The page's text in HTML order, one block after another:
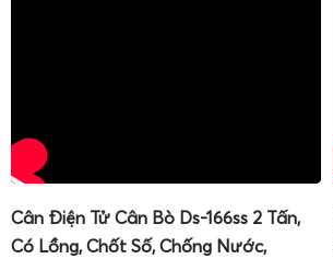
Cân Điện Tử Cân Bò Ds-166ss 2 Tấn,
Có Lồng, Chốt Số, Chống Nước,